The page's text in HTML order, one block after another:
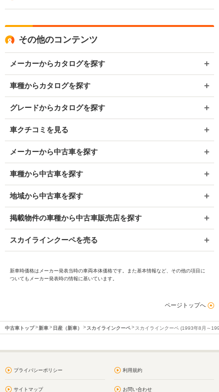
その他のコンテンツ
メーカーからカタログを探す
車種からカタログを探す
グレードからカタログを探す
車クチコミを見る
メーカーから中古車を探す
車種から中古車を探す
地域から中古車を探す
掲載物件の車種から中古車販売店を探す
スカイラインクーペを売る
新車時価格はメーカー発表当時の車両本体価格です。また基本情報など、その他の項目に
ついてもメーカー発表時の情報に基いています。
ページトップへ
中古車トップ 新車 日産（新車） スカイラインクーペ スカイラインクーペ (1993年8月～
プライバシーポリシー 利用規約
サイトマップ お問い合わせ